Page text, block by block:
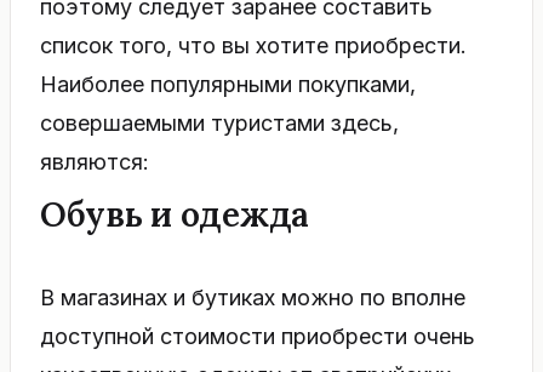
поэтому следует заранее составить
список того, что вы хотите приобрести.
Наиболее популярными покупками,
совершаемыми туристами здесь,
являются:
Обувь и одежда
В магазинах и бутиках можно по вполне
доступной стоимости приобрести очень